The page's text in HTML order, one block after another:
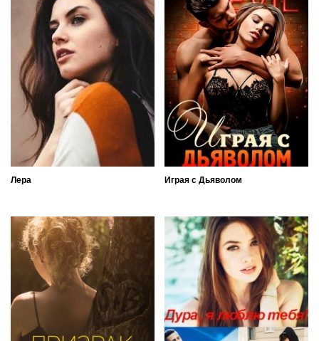
Лера Играя с Дьяволом